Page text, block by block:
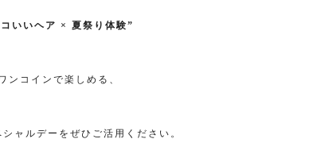
いいヘア × 夏祭り体験”
ンコインで楽しめる、
ャルデーをぜひご活用ください。